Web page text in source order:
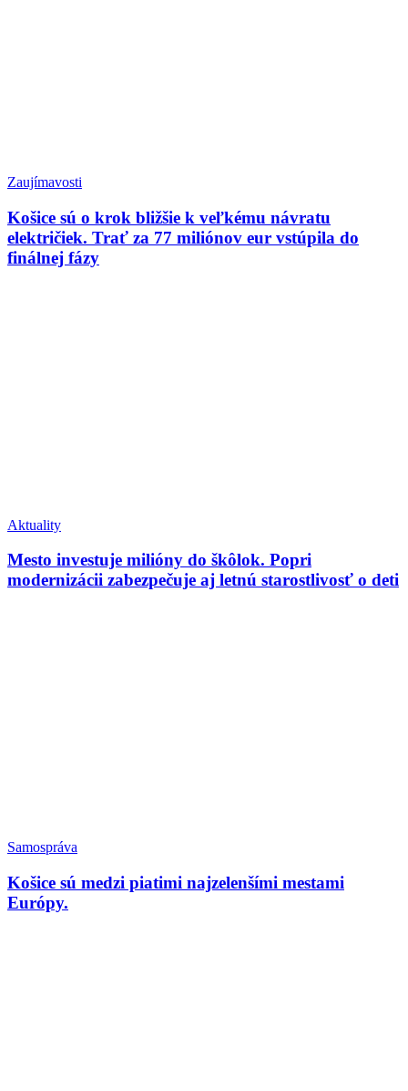
Zaujímavosti
Košice sú o krok bližšie k veľkému návratu
električiek. Trať za 77 miliónov eur vstúpila do
finálnej fázy
Aktuality
Mesto investuje milióny do škôlok. Popri
modernizácii zabezpečuje aj letnú starostlivosť o deti
Samospráva
Košice sú medzi piatimi najzelenšími mestami
Európy.